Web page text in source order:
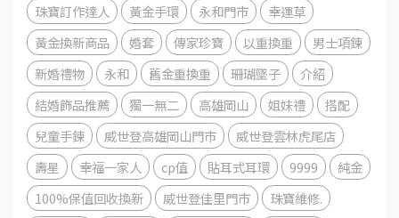
珠寶訂作達人
黃金手環 永和門市
幸運草
黃金換新商品
婚套 傳家珍寶 以重換重
男士項鍊
新婚禮物
永和 舊金重換重 珊瑚墜子
介紹
結婚飾品推薦
獨一無二 高雄岡山 姐妹禮
搭配
兒童手鍊
威世登高雄岡山門市
威世登雲林虎尾店
壽星
幸福一家人 cp值 貼耳式耳環 9999
純金
100%保值回收換新
威世登佳里門市
珠寶維修.